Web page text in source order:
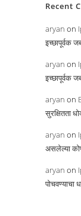
Recent
aryan on
इच्छापूर्वक
aryan on
इच्छापूर्वक
aryan on
सुरक्षितता
aryan on
असलेल्या
aryan on
पोचवण्याचा